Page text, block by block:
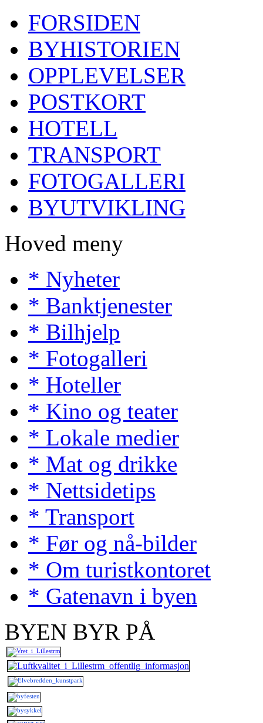
FORSIDEN
BYHISTORIEN
OPPLEVELSER
POSTKORT
HOTELL
TRANSPORT
FOTOGALLERI
BYUTVIKLING
Hoved meny
* Nyheter
* Banktjenester
* Bilhjelp
* Fotogalleri
* Hoteller
* Kino og teater
* Lokale medier
* Mat og drikke
* Nettsidetips
* Transport
* Før og nå-bilder
* Om turistkontoret
* Gatenavn i byen
BYEN BYR PÅ